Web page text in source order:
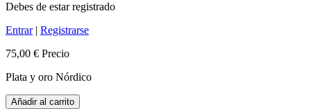
Debes de estar registrado
Entrar| Registrarse
75,00 € Precio
Plata y oro Nórdico
Añadir al carrito